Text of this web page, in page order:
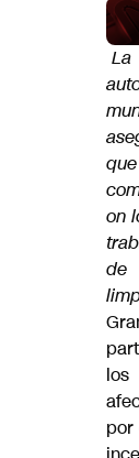
La
que
on
de
los
por